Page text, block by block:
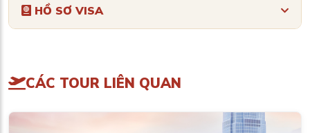
HỒ SƠ VISA
CÁC TOUR LIÊN QUAN